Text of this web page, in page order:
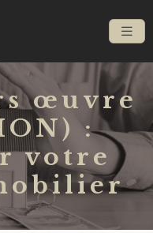
œuvre
:
votre